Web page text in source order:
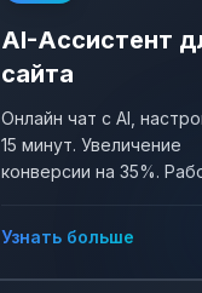
AI-Ассистент
сайта
Онлайн чат с AI,
15 минут. Увеличение
конверсии на 35%.
Узнать больше